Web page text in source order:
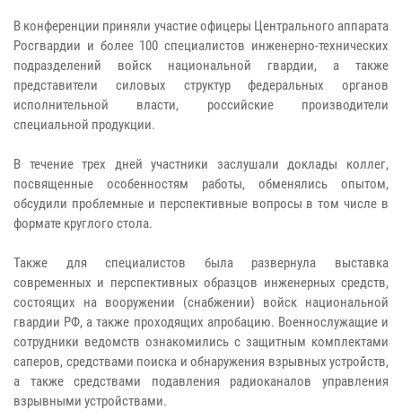
В конференции приняли участие офицеры Центрального аппарата
Росгвардии и более 100 специалистов инженерно-технических
подразделений войск национальной гвардии, а также
представители силовых структур федеральных органов
исполнительной власти, российские производители
специальной продукции.
В течение трех дней участники заслушали доклады коллег,
посвященные особенностям работы, обменялись опытом,
обсудили проблемные и перспективные вопросы в том числе в
формате круглого стола.
Также для специалистов была развернула выставка
современных и перспективных образцов инженерных средств,
состоящих на вооружении (снабжении) войск национальной
гвардии РФ, а также проходящих апробацию. Военнослужащие и
сотрудники ведомств ознакомились с защитным комплектами
саперов, средствами поиска и обнаружения взрывных устройств,
а также средствами подавления радиоканалов управления
взрывными устройствами.